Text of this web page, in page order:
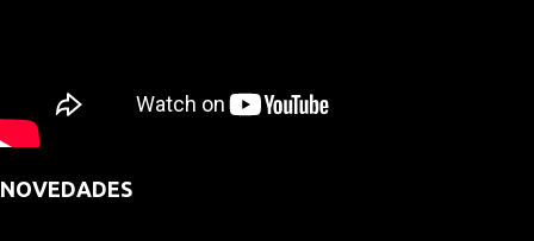
NOVEDADES